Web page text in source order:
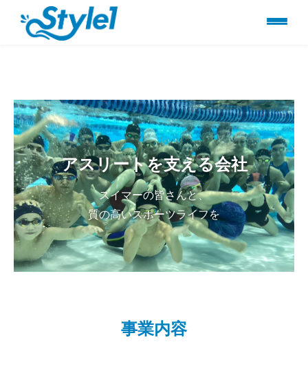
アスリートを支える会社
スイマーの皆さんと、
質の高いスポーツライフを
事業内容